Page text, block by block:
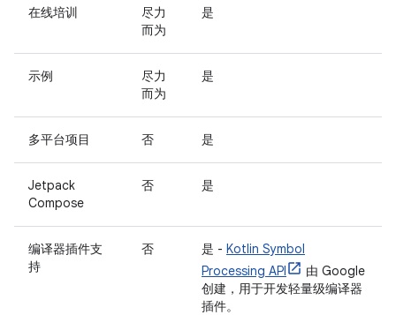
在线培训
尽力
而为
是
示例
尽力
而为
是
多平台项目 否 是
Jetpack
Compose
否 是
编译器插件支
持
否 是 - Kotlin Symbol
Processing API
由 Google
创建，用于开发轻量级编译器
插件。